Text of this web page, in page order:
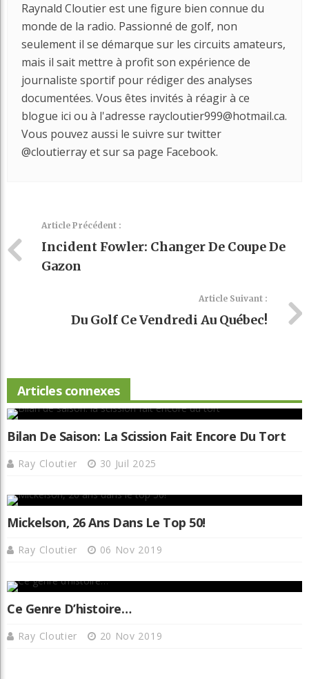
Raynald Cloutier est une figure bien connue du
monde de la radio. Passionné de golf, non
seulement il se démarque sur les circuits amateurs,
mais il sait mettre à profit son expérience de
journaliste sportif pour rédiger des analyses
documentées. Vous êtes invités à réagir à ce
blogue ici ou à l'adresse raycloutier999@hotmail.ca.
Vous pouvez aussi le suivre sur twitter
@cloutierray et sur sa page Facebook.
Article Précédent :
Incident Fowler: Changer De Coupe De
Gazon
Article Suivant :
Du Golf Ce Vendredi Au Québec!
Articles connexes
Bilan De Saison: La Scission Fait Encore Du Tort
Ray Cloutier 30 Juil 2025
Mickelson, 26 Ans Dans Le Top 50!
Ray Cloutier 06 Nov 2019
Ce Genre D’histoire…
Ray Cloutier 20 Nov 2019